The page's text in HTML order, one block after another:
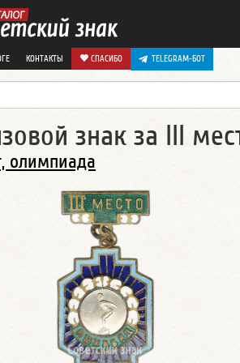
КОНТАКТЫ СПАСИБО TELEGRAM-БОТ
знак за III
олимпиада